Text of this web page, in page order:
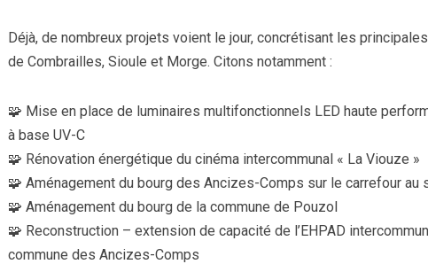
Déjà, de nombreux projets voient le jour, concrétisant les
de Combrailles, Sioule et Morge. Citons notamment :
🧩 Mise en place de luminaires multifonctionnels LED haute
à base UV-C
🧩 Rénovation énergétique du cinéma intercommunal « La Viouze »
🧩 Aménagement du bourg des Ancizes-Comps sur le carrefour au
🧩 Aménagement du bourg de la commune de Pouzol
🧩 Reconstruction – extension de capacité de l’EHPAD
commune des Ancizes-Comps